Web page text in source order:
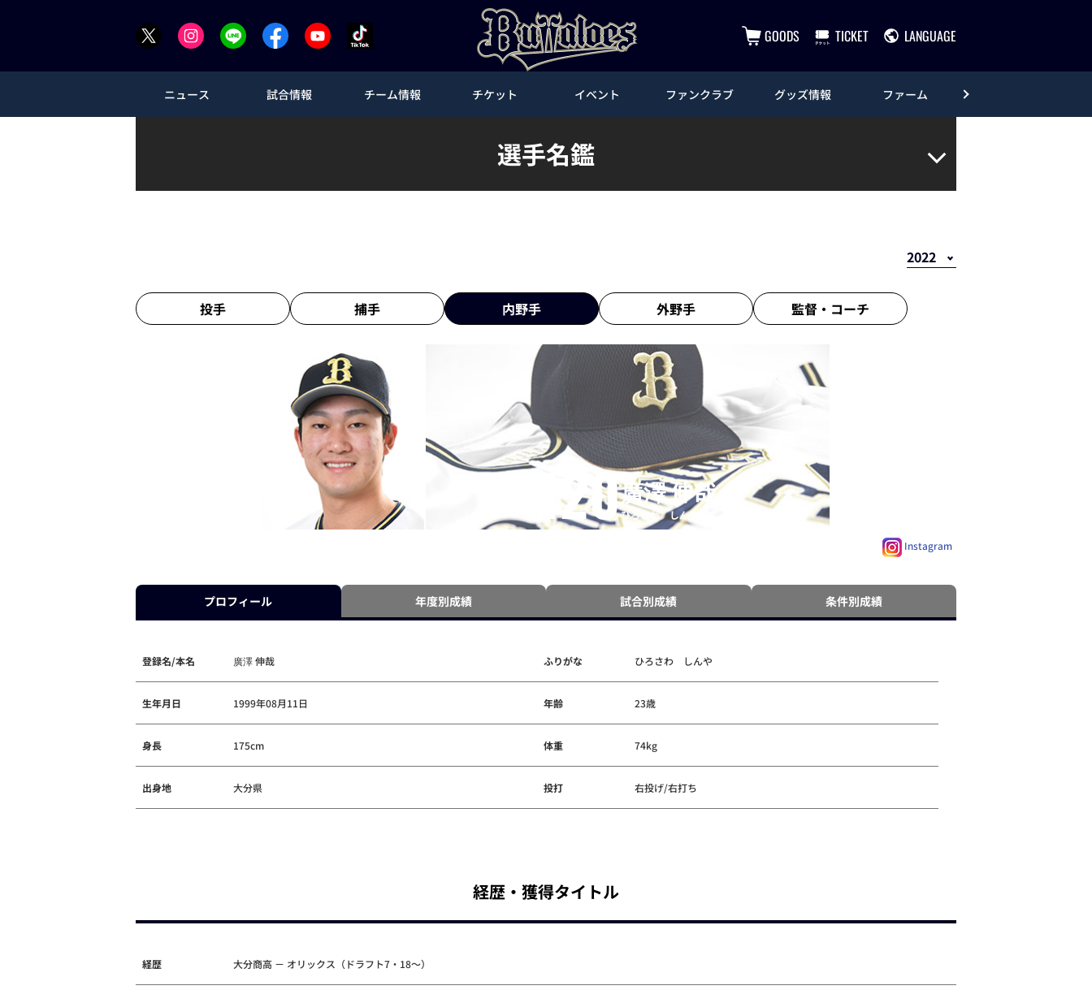
GOODS TICKET LANGUAGE
ニュース 試合情報 チーム情報 チケット イベント ファンクラブ グッズ情報 ファーム
選手名鑑
投手 捕手 内野手 外野手 監督・ コーチ
120廣澤 伸哉
ひろさわ しんや
Instagram
プロフィール 年度別成績 試合別成績 条件別成績
登録名/本名 廣澤 伸哉 ふりがな ひろさわ しんや
生年月日 1999年08月11日 年齢 23歳
身長 175cm 体重 74kg
出身地 大分県 投打 右投げ/右打ち
経歴・獲得タイトル
経歴 大分商高 － オリックス（ドラフト7・18～）